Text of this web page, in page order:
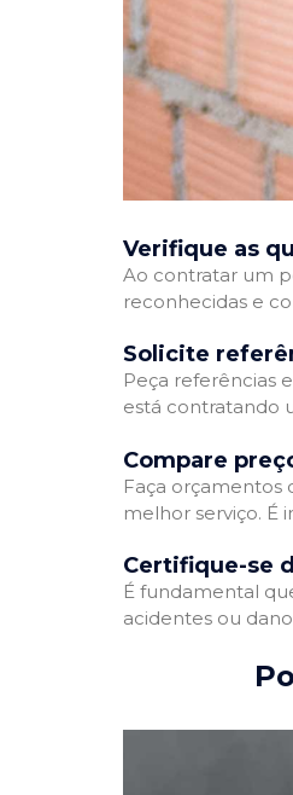
Verifique as
Ao contratar um
reconhecidas e
Solicite
Peça referências
está contratando
Compare
Faça orçamentos
melhor serviço. É
Certifique-se
É fundamental
acidentes ou